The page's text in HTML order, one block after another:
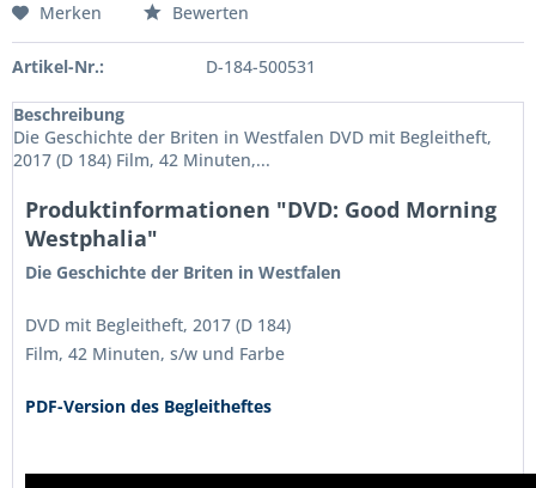
Merken Bewerten
Artikel-Nr.: D-184-500531
Beschreibung
Die Geschichte der Briten in Westfalen DVD mit Begleitheft,
2017 (D 184) Film, 42 Minuten,...
Produktinformationen "DVD: Good Morning
Westphalia"
Die Geschichte der Briten in Westfalen
DVD mit Begleitheft, 2017 (D 184)
Film, 42 Minuten, s/w und Farbe
PDF-Version des Begleitheftes